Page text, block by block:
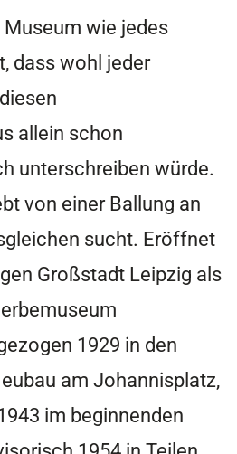
Museum wie jedes
dass wohl jeder
allein schon
unterschreiben würde.
von einer Ballung an
sucht. Eröffnet
Großstadt Leipzig als
1929 in den
am Johannisplatz,
im beginnenden